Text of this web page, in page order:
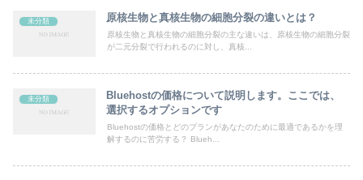
未分類 原核生物と真核生物の細胞分裂の違いとは？
原核生物と真核生物の細胞分裂の主な違いは、原核生物の細胞分裂
が二元分裂で行われるのに対し、真核...
未分類
Bluehostの価格について説明します。ここでは、
選択するオプションです
Bluehostの価格とどのプランがあなたのために最適であるかを理
解するのに苦労する？ Blueh...